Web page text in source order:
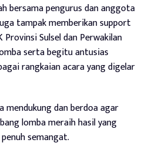
bersama pengurus dan anggota
tampak memberikan support
Provinsi Sulsel dan Perwakilan
serta begitu antusias
rangkaian acara yang digelar
mendukung dan berdoa agar
lomba meraih hasil yang
semangat.